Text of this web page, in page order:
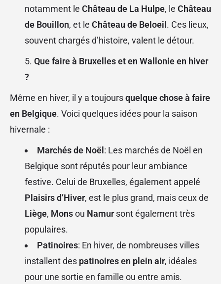
notamment le Château de La Hulpe, le Château
de Bouillon, et le Château de Beloeil . Ces lieux,
souvent chargés d’histoire, valent le détour.
Que faire à Bruxelles et en Wallonie en hiver
?
Même en hiver, il y a toujoursquelque chose à faire
en Belgique. Voici quelques idées pour la saison
hivernale :
Marchés de Noël : Les marchés de Noël en
Belgique sont réputés pour leur ambiance
festive. Celui de Bruxelles, également appelé
Plaisirs d’Hiver, est le plus grand, mais ceux de
Liège, Monsou Namursont également très
populaires.
Patinoires: En hiver, de nombreuses villes
installent des patinoires en plein air, idéales
pour une sortie en famille ou entre amis.